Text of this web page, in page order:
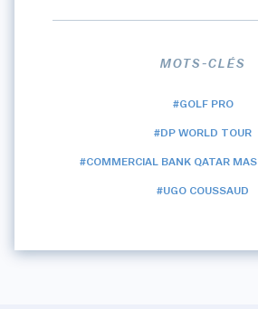
MOTS-CLÉS
#GOLF PRO
#DP WORLD TOUR
#COMMERCIAL BANK QATAR
#UGO COUSSAUD